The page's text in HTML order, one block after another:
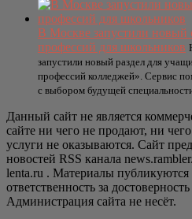
В Москве запустили новый
профессий для школьников
запустили новый раздел для
профессий колледжей». Сервис
с выбором будущей
Данный сайт не является
сайте ни чего не продают, ни
услуги не оказываются. Сайт
новостей RSS канала
lenta.ru . Материалы публикуются
ответственность за
Администрация сайта не несёт.